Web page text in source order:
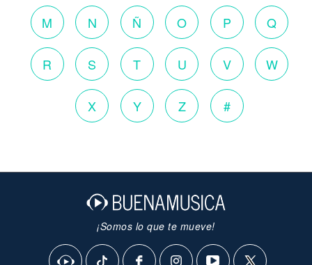
M N Ñ O P Q
R S T U V W
X Y Z #
¡Somos lo que te mueve!